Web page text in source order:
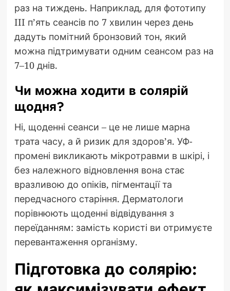
раз на тиждень. Наприклад, для фототипу
III п’ять сеансів по 7 хвилин через день
дадуть помітний бронзовий тон, який
можна підтримувати одним сеансом раз на
7–10 днів.
Чи можна ходити в солярій
щодня?
Ні, щоденні сеанси – це не лише марна
трата часу, а й ризик для здоров’я. УФ-
промені викликають мікротравми в шкірі, і
без належного відновлення вона стає
вразливою до опіків, пігментації та
передчасного старіння. Дерматологи
порівнюють щоденні відвідування з
переїданням: замість користі ви отримуєте
перевантаження організму.
Підготовка до солярію: